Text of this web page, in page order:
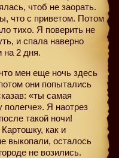
чтоб не заорать.
что с приветом. Потом
тихо. Я поверить не
и спала наверно
на 2 дня.
мен еще ночь здесь
они попытались
«ты самая
полегче». Я наотрез
такой ночи!
как и
выкопали, осталось
не возились.